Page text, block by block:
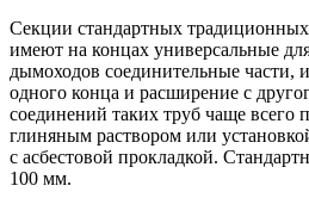
Секции стандартных
имеют на концах универсальные
дымоходов соединительные
одного конца и расширение с
соединений таких труб чаще всего
глиняным раствором или
с асбестовой прокладкой.
100 мм.